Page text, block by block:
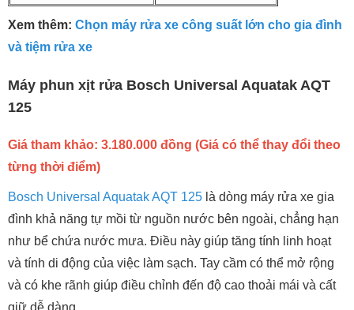
Xem thêm: Chọn máy rửa xe công suất lớn cho gia đình
và tiệm rửa xe
Máy phun xịt rửa Bosch Universal Aquatak AQT
125
Giá tham khảo: 3.180.000 đồng (Giá có thể thay đổi theo
từng thời điểm)
Bosch Universal Aquatak AQT 125 là dòng máy rửa xe gia
đình khả năng tự mồi từ nguồn nước bên ngoài, chẳng hạn
như bể chứa nước mưa. Điều này giúp tăng tính linh hoạt
và tính di động của việc làm sạch. Tay cầm có thể mở rộng
và có khe rãnh giúp điều chỉnh đến độ cao thoải mái và cất